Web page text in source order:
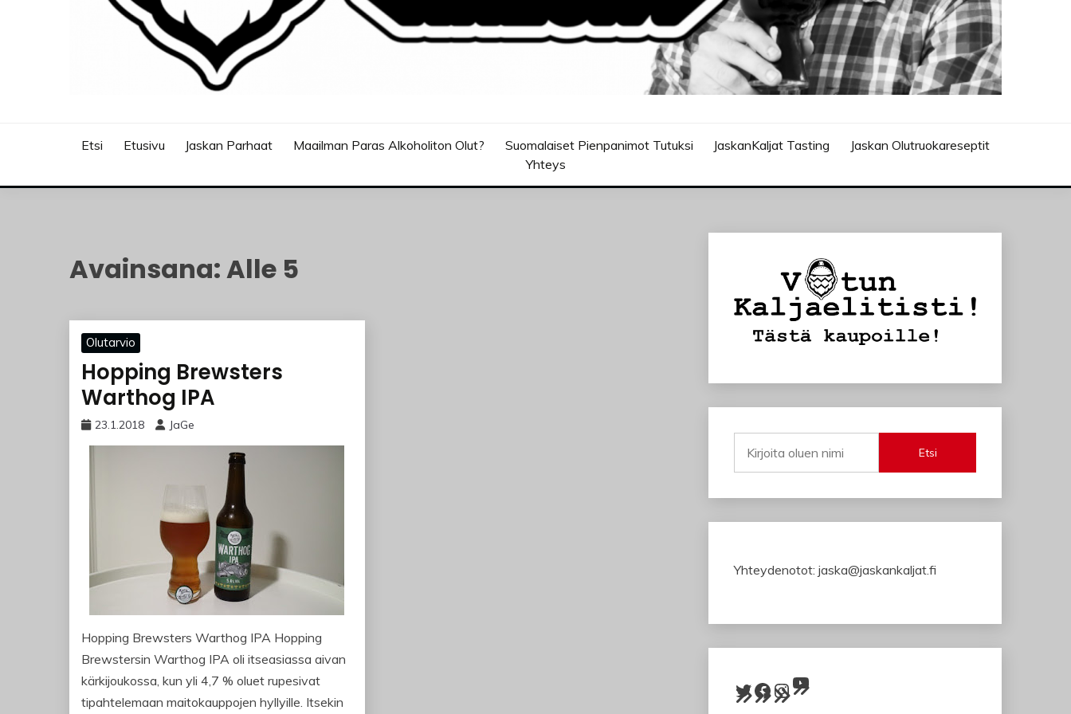
Etsi Etusivu Jaskan Parhaat Maailman Paras Alkoholiton Olut? Suomalaiset Pienpanimot Tutuksi JaskanKaljat Tasting
Jaskan Olutruokareseptit
Yhteys
Avainsana:Alle 5
Olutarvio
Hopping Brewsters
Warthog IPA
23.1.2018 JaGe
Hopping Brewsters Warthog IPA Hopping
Brewstersin Warthog IPA oli itseasiassa aivan
kärkijoukossa, kun yli 4,7 % oluet rupesivat
tipahtelemaan maitokauppojen hyllyille. Itsekin
Etsi
Yhteydenotot: jaska@jaskankaljat.fi
Twitter Facebook InstagramYouTube